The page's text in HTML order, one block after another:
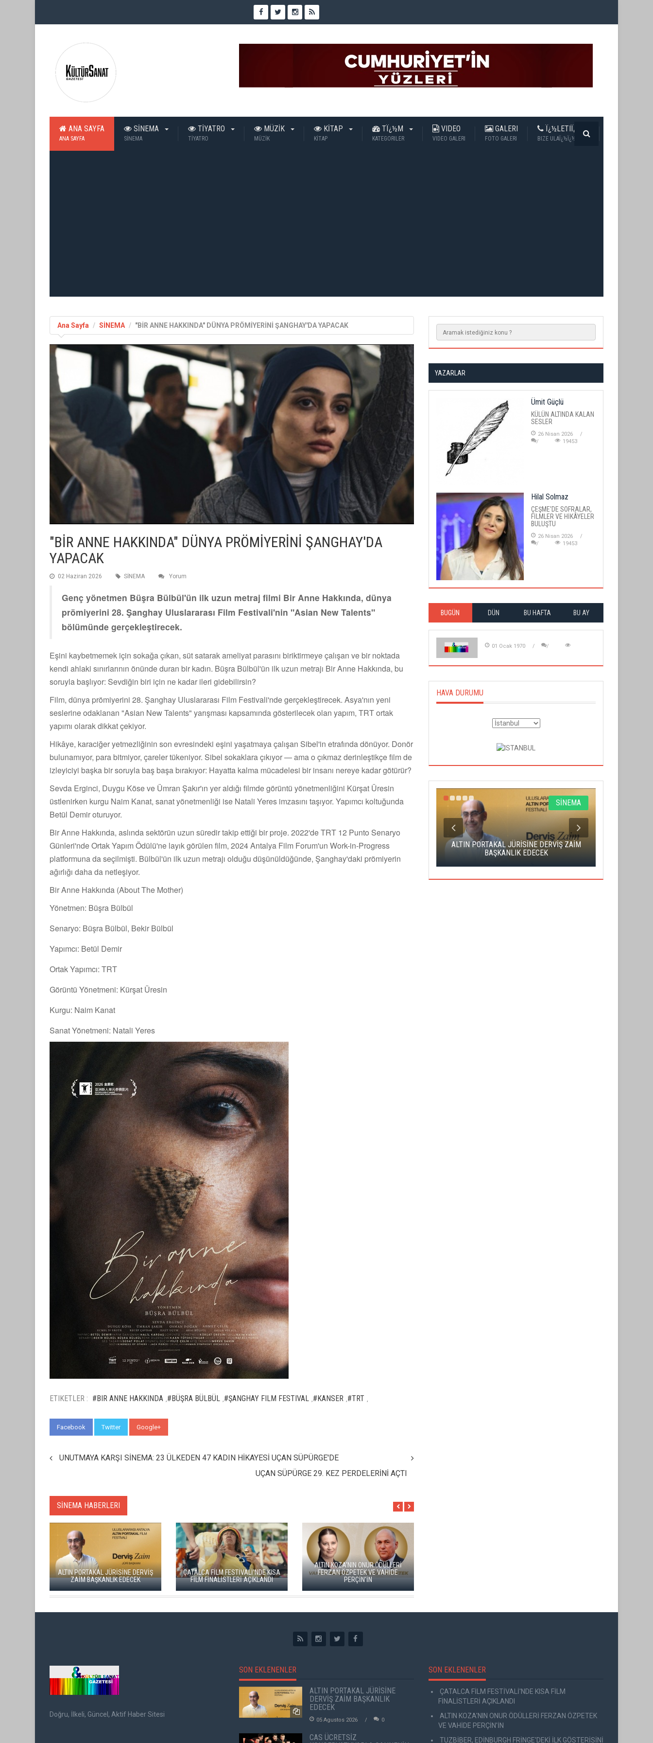
ANA SAYFA
ANA SAYFA
SİNEMA
SİNEMA
TİYATRO
TİYATRO
MÜZİK
MÜZİK
KİTAP
KİTAP
TÏ¿½M
KATEGORILER
VIDEO
VIDEO GALERI
GALERI
FOTO GALERI
Ï¿½LETIÏ¿½IM
BIZE ULAÏ¿½Ï¿½N
Ana Sayfa SİNEMA "BİR ANNE HAKKINDA" DÜNYA PRÖMİYERİNİ ŞANGHAY'DA YAPACAK
"BİR ANNE HAKKINDA" DÜNYA PRÖMİYERİNİ ŞANGHAY'DA
YAPACAK
02 Haziran 2026 SİNEMA Yorum
Genç yönetmen Büşra Bülbül'ün ilk uzun metraj filmi Bir Anne Hakkında, dünya
prömiyerini 28. Şanghay Uluslararası Film Festivali'nin "Asian New Talents"
bölümünde gerçekleştirecek.
Eşini kaybetmemek için sokağa çıkan, süt satarak ameliyat parasını biriktirmeye çalışan ve bir noktada
kendi ahlaki sınırlarının önünde duran bir kadın. Büşra Bülbül'ün ilk uzun metrajı Bir Anne Hakkında, bu
soruyla başlıyor: Sevdiğin biri için ne kadar ileri gidebilirsin?
Film, dünya prömiyerini 28. Şanghay Uluslararası Film Festivali'nde gerçekleştirecek. Asya'nın yeni
seslerine odaklanan "Asian New Talents" yarışması kapsamında gösterilecek olan yapım, TRT ortak
yapımı olarak dikkat çekiyor.
Hikâye, karaciğer yetmezliğinin son evresindeki eşini yaşatmaya çalışan Sibel'in etrafında dönüyor. Donör
bulunamıyor, para bitmiyor, çareler tükeniyor. Sibel sokaklara çıkıyor — ama o çıkmaz derinleştikçe film de
izleyiciyi başka bir soruyla baş başa bırakıyor: Hayatta kalma mücadelesi bir insanı nereye kadar götürür?
Sevda Erginci, Duygu Köse ve Ümran Şakır'ın yer aldığı filmde görüntü yönetmenliğini Kürşat Üresin
üstlenirken kurgu Naim Kanat, sanat yönetmenliği ise Natali Yeres imzasını taşıyor. Yapımcı koltuğunda
Betül Demir oturuyor.
Bir Anne Hakkında, aslında sektörün uzun süredir takip ettiği bir proje. 2022'de TRT 12 Punto Senaryo
Günleri'nde Ortak Yapım Ödülü'ne layık görülen film, 2024 Antalya Film Forum'un Work-in-Progress
platformuna da seçilmişti. Bülbül'ün ilk uzun metrajı olduğu düşünüldüğünde, Şanghay'daki prömiyerin
ağırlığı daha da netleşiyor.
Bir Anne Hakkında (About The Mother)
Yönetmen: Büşra Bülbül
Senaryo: Büşra Bülbül, Bekir Bülbül
Yapımcı: Betül Demir
Ortak Yapımcı: TRT
Görüntü Yönetmeni: Kürşat Üresin
Kurgu: Naim Kanat
Sanat Yönetmeni: Natali Yeres
ETIKETLER : #BIR ANNE HAKKINDA #BÜŞRA BÜLBÜL #ŞANGHAY FILM FESTIVAL #KANSER #TRT
Facebook Twitter Google+
UNUTMAYA KARŞI SİNEMA: 23 ÜLKEDEN 47 KADIN HİKAYESİ UÇAN SÜPÜRGE'DE
UÇAN SÜPÜRGE 29. KEZ PERDELERİNİ AÇTI
SİNEMA HABERLERI
ADANA ALTIN KOZA'DA JÜRİ
BAŞKANI ZUHAL OLCAY
YEŞİM USTAOĞLU'NUN
"ARTAKALAN"I SAN SEBASTIÁN'DA
DÜNYA PRÖMİYERİNİ YAPACAK
GO TÜRKİYE MİNİ DİZİLERİNİN YENİ
ROTASI DOĞU KARADENİZ OLDU
YAZARLAR
Ümit Güçlü
KÜLÜN ALTINDA KALAN
SESLER
26 Nisan 2026
19453
Hilal Solmaz
ÇEŞME'DE SOFRALAR,
FİLMLER VE HİKÂYELER
BULUŞTU
26 Nisan 2026
19453
BUGÜN DÜN BU HAFTA BU AY
01 Ocak 1970
HAVA DURUMU
GÖRSEL SANATLAR
TUZBİBER, EDİNBURGH FRİNGE'DEKİ İLK
GÖSTERİSİNİ DENİZ GÖKTAŞ'LA YAPACAK
SİNEMA
ALTIN PORTAKAL JÜRİSİNE DERVİŞ ZAİM
BAŞKANLIK EDECEK
Doğru, İlkeli, Güncel, Aktif Haber Sitesi
SON EKLENENLER
ALTIN PORTAKAL JÜRİSİNE
DERVİŞ ZAİM BAŞKANLIK
EDECEK
05 Agustos 2026 0
CAS ÜCRETSİZ
SON EKLENENLER
ÇATALCA FİLM FESTİVALİ'NDE KISA FİLM
FİNALİSTLERİ AÇIKLANDI
ALTIN KOZA'NIN ONUR ÖDÜLLERİ FERZAN ÖZPETEK
VE VAHİDE PERÇİN'İN
TUZBİBER, EDİNBURGH FRİNGE'DEKİ İLK GÖSTERİSİNİ